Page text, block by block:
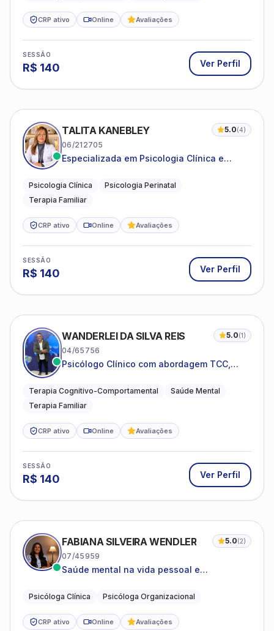
CRP ativo Online Avaliações
SESSÃO
R$ 140 Ver Perfil
TALITA KANEBLEY 5.0(4)
06/212705
Especializada em Psicologia Clínica e
famílias
Psicologia Clínica
Psicologia Perinatal
Terapia Familiar
CRP ativo Online Avaliações
SESSÃO
R$ 140 Ver Perfil
WANDERLEI DA SILVA REIS 5.0(1)
04/65756
Psicólogo Clínico com abordagem TCC,
sistêmica
Terapia Cognitivo-Comportamental
Saúde Mental
Terapia Familiar
CRP ativo Online Avaliações
SESSÃO
R$ 140 Ver Perfil
FABIANA SILVEIRA WENDLER 5.0(2)
07/45959
Saúde mental na vida pessoal e
Psicóloga Clínica Psicóloga Organizacional
CRP ativo Online Avaliações